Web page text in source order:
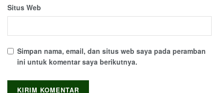
Situs Web
Simpan nama, email, dan situs web saya pada peramban
ini untuk komentar saya berikutnya.